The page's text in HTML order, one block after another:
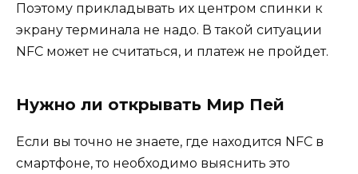
Поэтому прикладывать их центром спинки к
экрану терминала не надо. В такой ситуации
NFC может не считаться, и платеж не пройдет.
Нужно ли открывать Мир Пей
Если вы точно не знаете, где находится NFC в
смартфоне, то необходимо выяснить это